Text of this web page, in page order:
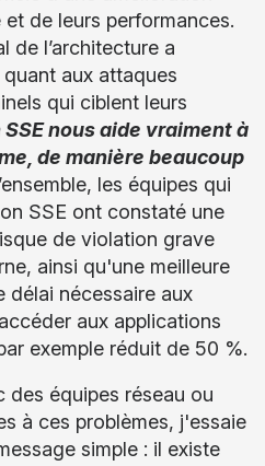
de leurs performances.
de l’architecture a
aux attaques
qui ciblent leurs
nous aide vraiment à
de manière beaucoup
les équipes qui
SSE ont constaté une
de violation grave
ainsi qu'une meilleure
délai nécessaire aux
aux applications
exemple réduit de 50 %.
des équipes réseau ou
à ces problèmes, j'essaie
simple : il existe